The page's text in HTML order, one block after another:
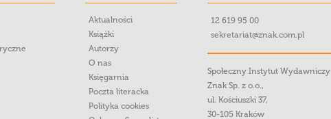
Aktualności
Książki
Autorzy
O nas
Księgarnia
Poczta literacka
Polityka cookies
12 619 95 00
sekretariat@znak.com.pl
Społeczny Instytut Wydawniczy
Znak Sp. z o.o.,
ul. Kościuszki 37,
30-105 Kraków